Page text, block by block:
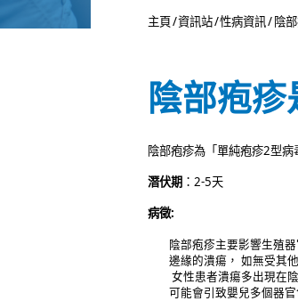
主頁/資訊站/性病資訊/陰
陰部疱疹
陰部疱疹為「單純疱疹2型病
潛伏期 ：2-5天
病徵:
陰部疱疹主要影響生殖
邊緣的潰瘍， 如無受其
女性患者潰瘍多出現在
可能會引致嬰兒多個器